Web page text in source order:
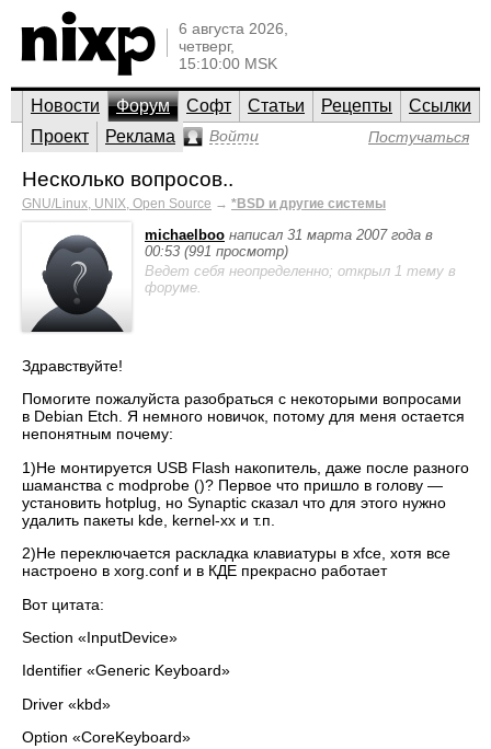
6 августа 2026,
четверг,
15:10:00 MSK
Новости Форум Софт Статьи Рецепты
Ссылки
Проект
Реклама Войти Постучаться
Несколько вопросов..
GNU/Linux, UNIX, Open Source → *BSD и другие системы
michaelboo написал 31 марта 2007 года в
00:53 (991 просмотр)
Ведет себя неопределенно; открыл 1 тему в
форуме.
Здравствуйте!
Помогите пожалуйста разобраться с некоторыми вопросами
в Debian Etch. Я немного новичок, потому для меня остается
непонятным почему:
1)Не монтируется USB Flash накопитель, даже после разного
шаманства с modprobe ()? Первое что пришло в голову —
установить hotplug, но Synaptic сказал что для этого нужно
удалить пакеты kde, kernel-xx и т.п.
2)Не переключается раскладка клавиатуры в xfce, хотя все
настроено в xorg.conf и в КДЕ прекрасно работает
Вот цитата:
Section «InputDevice»
Identifier «Generic Keyboard»
Driver «kbd»
Option «CoreKeyboard»